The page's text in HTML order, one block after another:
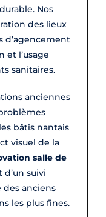
Nos
des lieux
d’agencement
et l’usage
sanitaires.
anciennes
bâtis nantais
visuel de la
salle de
d’un suivi
anciens
les plus fines.